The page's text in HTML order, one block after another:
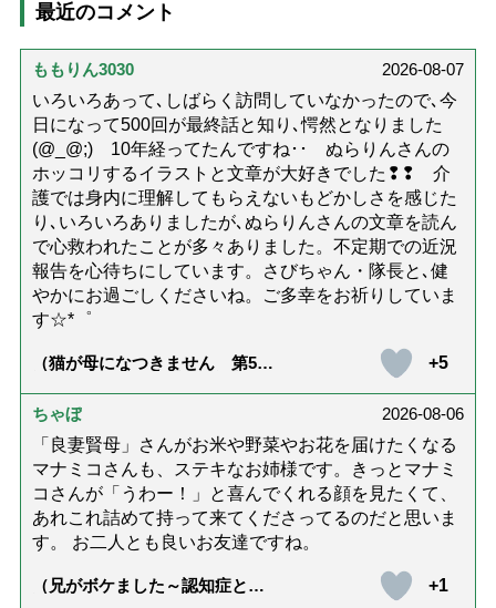
最近のコメント
ももりん3030
2026-08-07
いろいろあって､しばらく訪問していなかったので､今
日になって500回が最終話と知り､愕然となりました
(@_@;) 10年経ってたんですね･･ ぬらりんさんの
ホッコリするイラストと文章が大好きでした❢❢ 介
護では身内に理解してもらえないもどかしさを感じた
り､いろいろありましたが､ぬらりんさんの文章を読ん
で心救われたことが多々ありました。不定期での近況
報告を心待ちにしています。さびちゃん・隊長と､健
やかにお過ごしくださいね。ご多幸をお祈りしていま
す☆*゜
（猫が母になつきません 第500
+5
ちゃぼ
2026-08-06
「良妻賢母」さんがお米や野菜やお花を届けたくなる
マナミコさんも、ステキなお姉様です。きっとマナミ
コさんが「うわー！」と喜んでくれる顔を見たくて、
あれこれ詰めて持って来てくださってるのだと思いま
す。 お二人とも良いお友達ですね。
（兄がボケました～認知症と介
+1